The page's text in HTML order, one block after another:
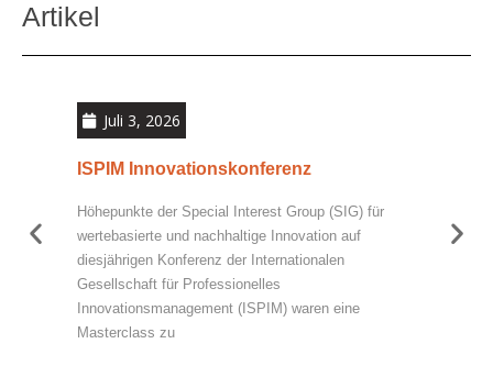
Artikel
Juli 3, 2026
ISPIM Innovationskonferenz
Höhepunkte der Special Interest Group (SIG) für
wertebasierte und nachhaltige Innovation auf
diesjährigen Konferenz der Internationalen
Gesellschaft für Professionelles
Innovationsmanagement (ISPIM) waren eine
Masterclass zu
Auf